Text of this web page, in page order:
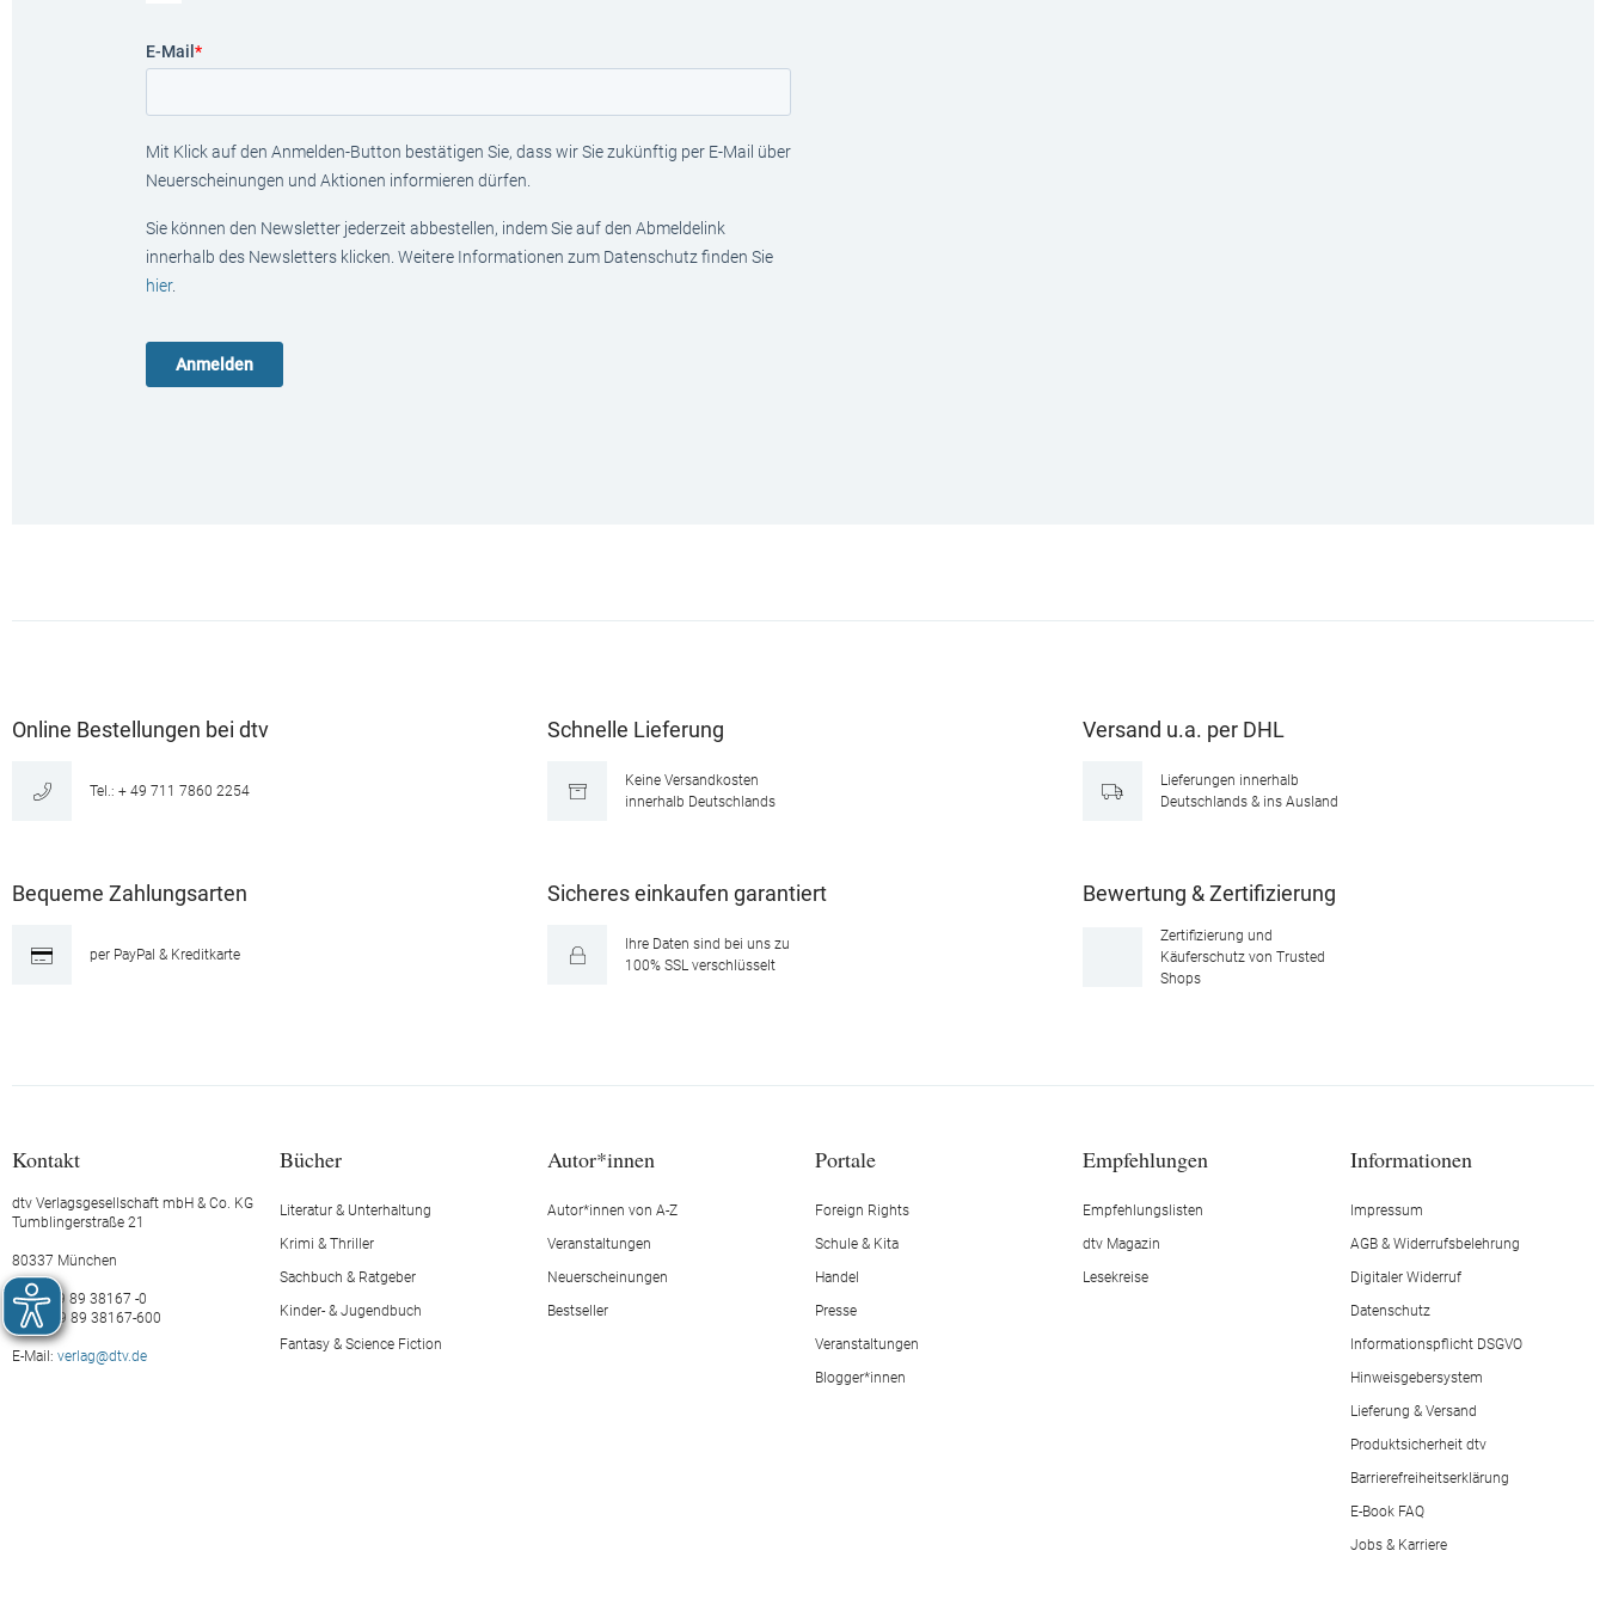
E-Mail *
Mit Klick auf den Anmelden-Button bestätigen Sie, dass wir Sie zukünftig per E-Mail über
Neuerscheinungen und Aktionen informieren dürfen.
Sie können den Newsletter jederzeit abbestellen, indem Sie auf den Abmeldelink
innerhalb des Newsletters klicken. Weitere Informationen zum Datenschutz finden Sie
hier.
Online Bestellungen bei dtv
Tel.: + 49 711 7860 2254
Schnelle Lieferung
Keine Versandkosten
innerhalb Deutschlands
Versand u.a. per DHL
Lieferungen innerhalb
Deutschlands & ins Ausland
Bequeme Zahlungsarten
per PayPal & Kreditkarte
Sicheres einkaufen garantiert
Ihre Daten sind bei uns zu
100% SSL verschlüsselt
Bewertung & Zertifizierung
Zertifizierung und
Käuferschutz von Trusted
Shops
Kontakt
dtv Verlagsgesellschaft mbH & Co. KG
Tumblingerstraße 21
80337 München
Tel.: +49 89 38167 -0
Fax: +49 89 38167-600
E-Mail: verlag@dtv.de
Bücher
Literatur & Unterhaltung
Krimi & Thriller
Sachbuch & Ratgeber
Kinder- & Jugendbuch
Fantasy & Science Fiction
Autor*innen
Autor*innen von A-Z
Veranstaltungen
Neuerscheinungen
Bestseller
Portale
Foreign Rights
Schule & Kita
Handel
Presse
Veranstaltungen
Blogger*innen
Empfehlungen
Empfehlungslisten
dtv Magazin
Lesekreise
Informationen
Impressum
AGB & Widerrufsbelehrung
Digitaler Widerruf
Datenschutz
Informationspflicht DSGVO
Hinweisgebersystem
Lieferung & Versand
Produktsicherheit dtv
Barrierefreiheitserklärung
E-Book FAQ
Jobs & Karriere